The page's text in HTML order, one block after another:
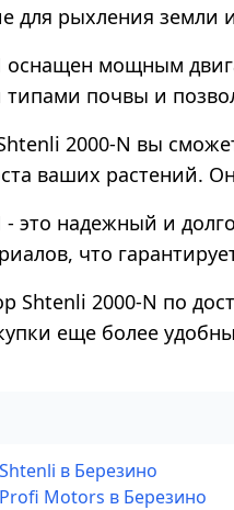
для рыхления земли
оснащен мощным
почвы и
2000-N вы
ваших растений.
- это надежный и
что
Shtenli 2000-N по
еще более
в Березино
Motors в Березино